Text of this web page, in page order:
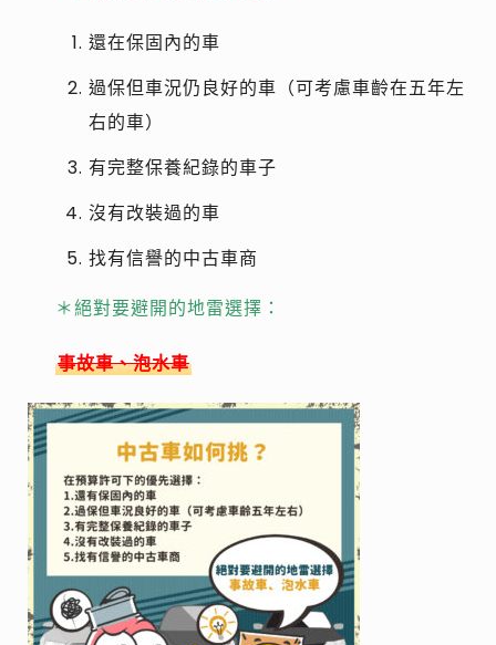
還在保固內的車
過保但車況仍良好的車（可考慮車齡在五年左
右的車）
有完整保養紀錄的車子
沒有改裝過的車
找有信譽的中古車商
＊絕對要避開的地雷選擇：
事故車、泡水車